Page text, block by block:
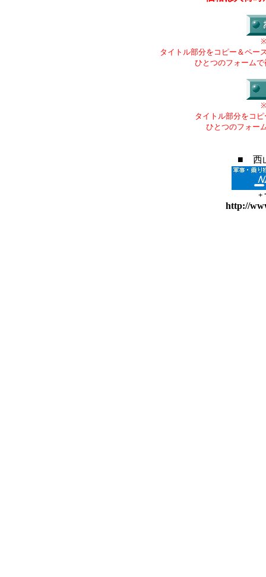
タイトル部分をコピー＆ペー
ひとつのフォーム
タイトル部分をコ
ひとつのフォー
■ 西
+
http://